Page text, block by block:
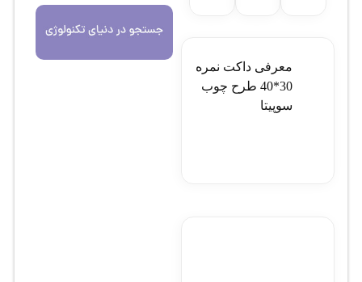
معرفی داکت نمره
30*40 طرح چوب
سوپيتا